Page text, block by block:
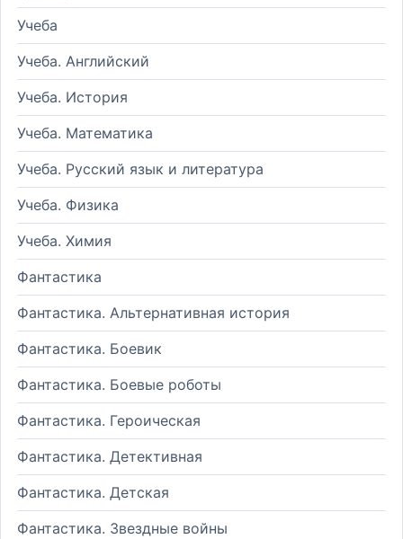
Учеба
Учеба. Английский
Учеба. История
Учеба. Математика
Учеба. Русский язык и литература
Учеба. Физика
Учеба. Химия
Фантастика
Фантастика. Альтернативная история
Фантастика. Боевик
Фантастика. Боевые роботы
Фантастика. Героическая
Фантастика. Детективная
Фантастика. Детская
Фантастика. Звездные войны